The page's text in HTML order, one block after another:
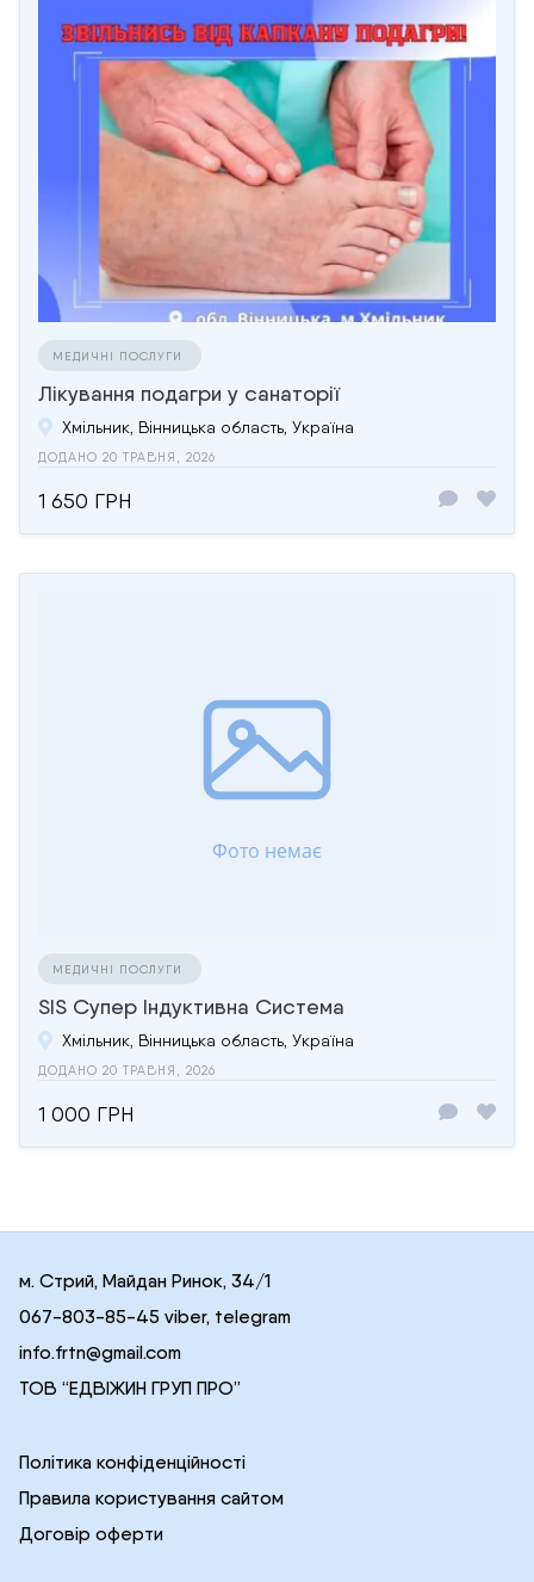
МЕДИЧНІ ПОСЛУГИ
Лікування подагри у санаторії
Хмільник, Вінницька область, Україна
ДОДАНО 20 ТРАВНЯ, 2026
1 650 ГРН
МЕДИЧНІ ПОСЛУГИ
SIS Супер Індуктивна Система
Хмільник, Вінницька область, Україна
ДОДАНО 20 ТРАВНЯ, 2026
1 000 ГРН
м. Стрий, Майдан Ринок, 34/1
067-803-85-45 viber, telegram
info.frtn@gmail.com
ТОВ “ЕДВІЖИН ГРУП ПРО”
Політика конфіденційності
Правила користування сайтом
Договір оферти